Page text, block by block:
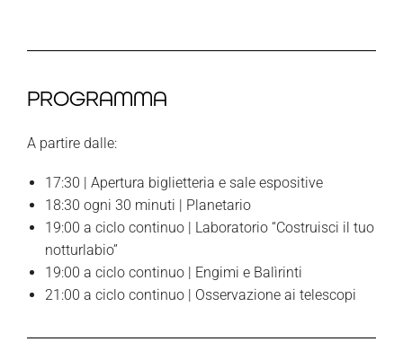
PROGRAMMA
A partire dalle:
17:30 | Apertura biglietteria e sale espositive
18:30 ogni 30 minuti | Planetario
19:00 a ciclo continuo | Laboratorio “Costruisci il tuo
notturlabio”
19:00 a ciclo continuo | Engimi e Balìrinti
21:00 a ciclo continuo | Osservazione ai telescopi